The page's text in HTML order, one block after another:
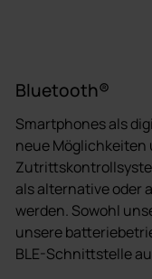
Bluetooth®
Smartphones als
neue Möglichkeiten
als alternative oder
werden. Sowohl
unsere
BLE-Schnittstelle